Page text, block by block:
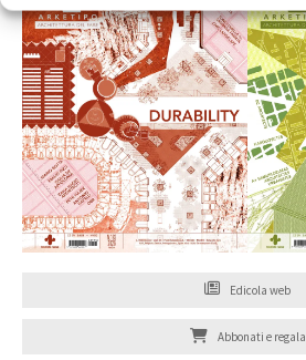
Edicola web
Abbonati e regala